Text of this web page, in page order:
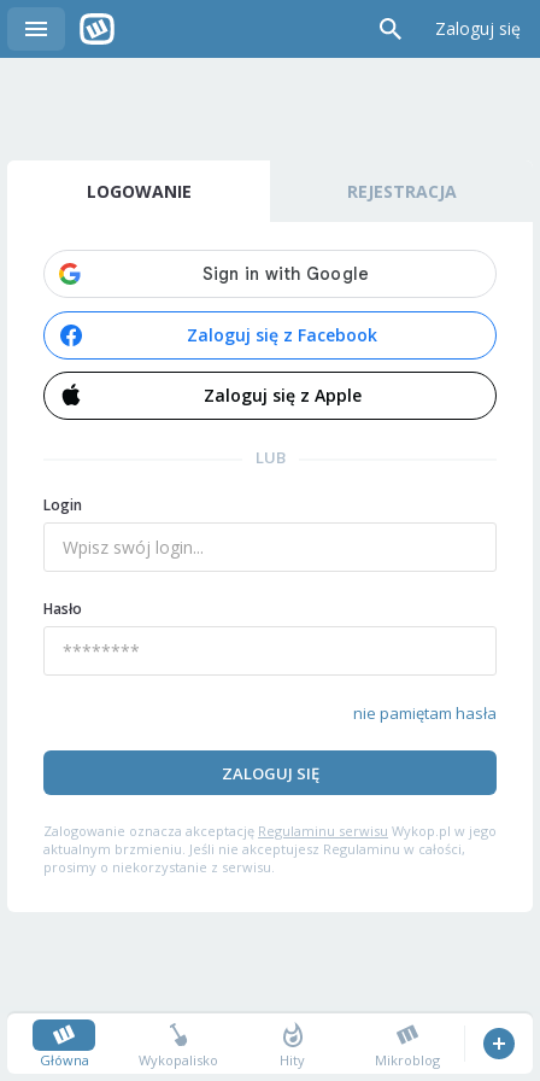
Zaloguj się
LOGOWANIE REJESTRACJA
Zaloguj się z Facebook
Zaloguj się z Apple
LUB
Login
Hasło
nie pamiętam hasła
ZALOGUJ SIĘ
Zalogowanie oznacza akceptację Regulaminu serwisu Wykop.pl w jego
aktualnym brzmieniu. Jeśli nie akceptujesz Regulaminu w całości,
prosimy o niekorzystanie z serwisu.
Główna Wykopalisko Hity Mikroblog